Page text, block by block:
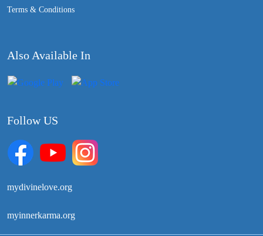
Terms & Conditions
Also Available In
Follow US
mydivinelove.org
myinnerkarma.org